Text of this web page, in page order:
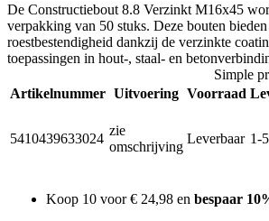
De Constructiebout 8.8 Verzinkt M16x45
verpakking van 50 stuks. Deze bouten
roestbestendigheid dankzij de verzinkte
toepassingen in hout-, staal- en
Simple
Artikelnummer Uitvoering Voorraad
5410439633024
zie
omschrijving
Leverbaar 1-
Koop 10 voor€ 24,98 en bespaar 10